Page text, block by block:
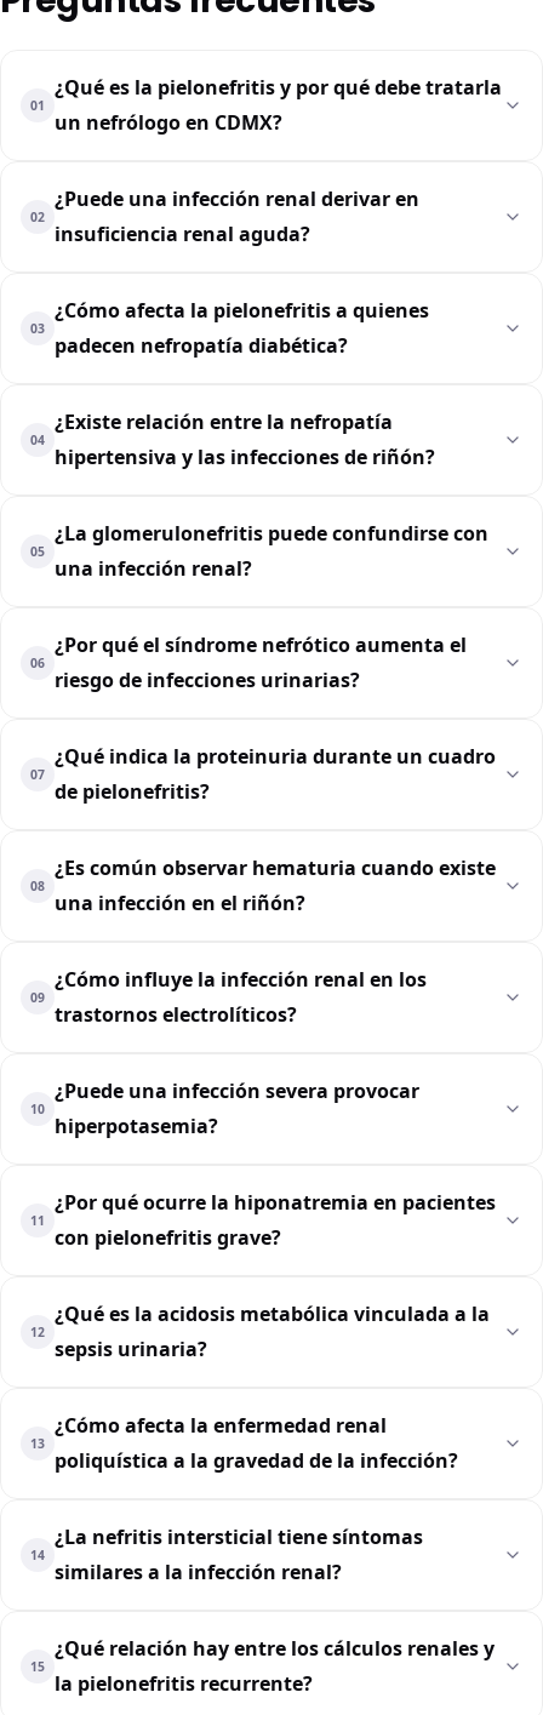
01
¿Qué es la pielonefritis y por qué debe tratarla
un nefrólogo en CDMX?
02
¿Puede una infección renal derivar en
insuficiencia renal aguda?
03
¿Cómo afecta la pielonefritis a quienes
padecen nefropatía diabética?
04
¿Existe relación entre la nefropatía
hipertensiva y las infecciones de riñón?
05
¿La glomerulonefritis puede confundirse con
una infección renal?
06
¿Por qué el síndrome nefrótico aumenta el
riesgo de infecciones urinarias?
07
¿Qué indica la proteinuria durante un cuadro
de pielonefritis?
08
¿Es común observar hematuria cuando existe
una infección en el riñón?
09
¿Cómo influye la infección renal en los
trastornos electrolíticos?
10
¿Puede una infección severa provocar
hiperpotasemia?
11
¿Por qué ocurre la hiponatremia en pacientes
con pielonefritis grave?
12
¿Qué es la acidosis metabólica vinculada a la
sepsis urinaria?
13
¿Cómo afecta la enfermedad renal
poliquística a la gravedad de la infección?
14
¿La nefritis intersticial tiene síntomas
similares a la infección renal?
15
¿Qué relación hay entre los cálculos renales y
la pielonefritis recurrente?